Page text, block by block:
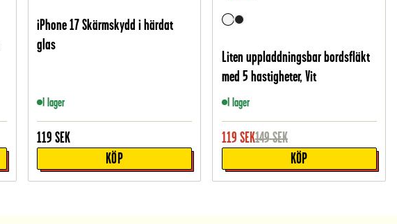
iPhone 17 Skärmskydd i härdat
glas
I lager
119 SEK
KÖP
Liten uppladdningsbar bordsfläkt
med 5 hastigheter, Vit
I lager
119 SEK149SEK
KÖP